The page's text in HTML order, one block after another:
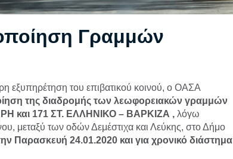
Γραμμών
εξυπηρέτηση του επιβατικού κοινού, ο ΟΑΣΑ
της διαδρομής των λεωφορειακών γραμμών
και 171 ΣΤ. ΕΛΛΗΝΙΚΟ – ΒΑΡΚΙΖΑ , λόγω
μεταξύ των οδών Δεμέστιχα και Λεύκης, στο Δήμο
Παρασκευή 24.01.2020 και για χρονικό διάστημα